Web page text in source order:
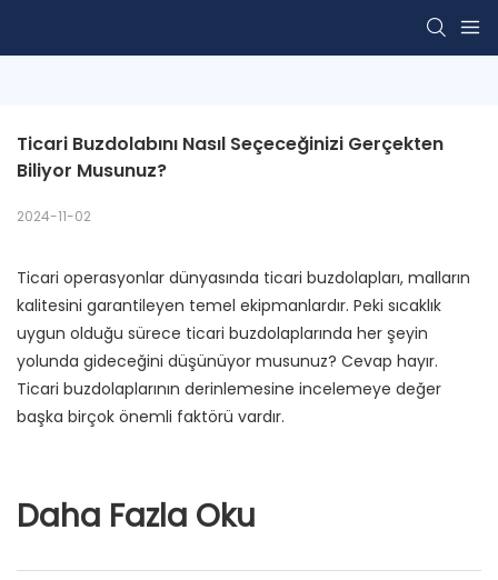
Ticari Buzdolabını Nasıl Seçeceğinizi Gerçekten
Biliyor Musunuz?
2024-11-02
Ticari operasyonlar dünyasında ticari buzdolapları, malların
kalitesini garantileyen temel ekipmanlardır. Peki sıcaklık
uygun olduğu sürece ticari buzdolaplarında her şeyin
yolunda gideceğini düşünüyor musunuz? Cevap hayır.
Ticari buzdolaplarının derinlemesine incelemeye değer
başka birçok önemli faktörü vardır.
Daha Fazla Oku